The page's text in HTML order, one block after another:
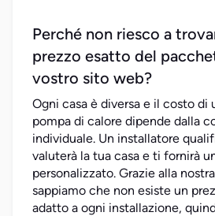
Perché non riesco a
prezzo esatto del
vostro sito web?
Ogni casa è diversa e il costo di
pompa di calore dipende dalla
individuale. Un installatore
valuterà la tua casa e ti fornirà
personalizzato. Grazie alla
sappiamo che non esiste un
adatto a ogni installazione,